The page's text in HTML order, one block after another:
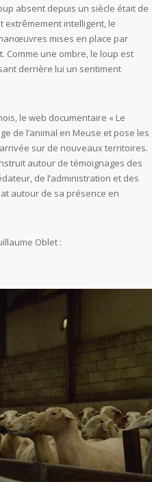
absent depuis un siècle était de
extrêmement intelligent, le
mises en place par
Comme une ombre, le loup est
derrière lui un sentiment
le web documentaire « Le
de l’animal en Meuse et pose les
sur de nouveaux territoires.
autour de témoignages des
de l’administration et des
autour de sa présence en
Oblet :